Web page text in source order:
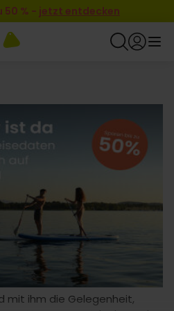
50 % - jetzt entdecken
mit ihm die Gelegenheit,